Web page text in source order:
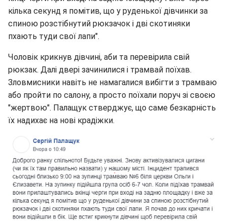
кілька секунд я помітив, що у руденької дівчинки за
спиною розстібнутий рюкзачок і дві скотиняки
пхають туди свої лапи".
Чоловік крикнув дівчині, аби та перевірила свій
рюкзак. Далі двері зачинилися і трамвай поїхав.
Зловмисники навіть не намагалися вибігти з трамваю
або пройти по салону, а просто поїхали поруч зі своєю
"жертвою". Палащук стверджує, що саме безкарність
їх надихає на нові крадіжки.